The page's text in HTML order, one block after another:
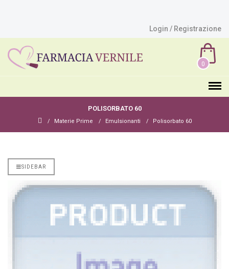
Login / Registrazione
0
POLISORBATO 60
Materie Prime Emulsionanti Polisorbato 60
SIDEBAR